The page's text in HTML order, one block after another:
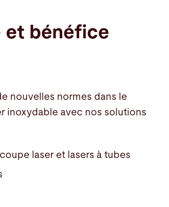
et bénéfice
nouvelles normes dans le
inoxydable avec nos solutions
laser et lasers à tubes